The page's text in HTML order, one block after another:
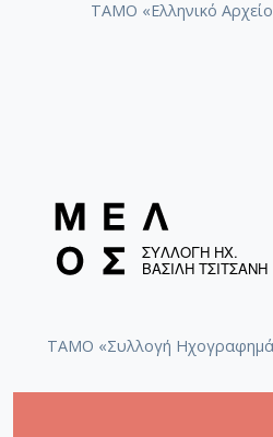
ΤΑΜΟ «Ελληνικό
ΤΑΜΟ «Συλλογή